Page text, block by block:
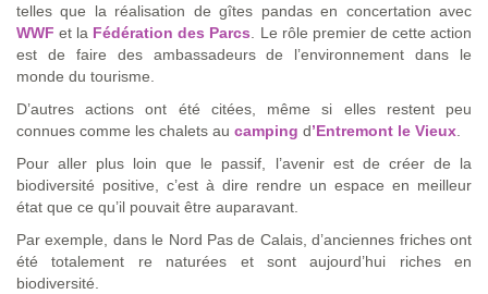
telles que la réalisation de gîtes pandas en concertation avec
WWF et la Fédération des Parcs . Le rôle premier de cette action
est de faire des ambassadeurs de l’environnement dans le
monde du tourisme.
D’autres actions ont été citées, même si elles restent peu
connues comme les chalets au camping d’Entremont le Vieux
Pour aller plus loin que le passif, l’avenir est de créer de la
biodiversité positive, c’est à dire rendre un espace en meilleur
état que ce qu’il pouvait être auparavant.
Par exemple, dans le Nord Pas de Calais, d’anciennes friches ont
été totalement re naturées et sont aujourd’hui riches en
biodiversité.